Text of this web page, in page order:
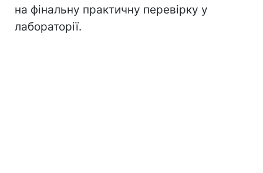
на фінальну практичну перевірку у
лабораторії.